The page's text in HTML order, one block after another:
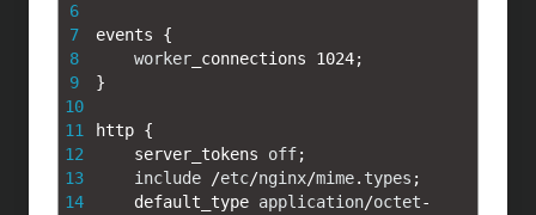
k
6
7
8
9
10
11
12
13
14
events
{
worker connections 1024;
}
http {
server_tokens off;
include
/etc/nginx/mime. types ;
default_type application/octet-